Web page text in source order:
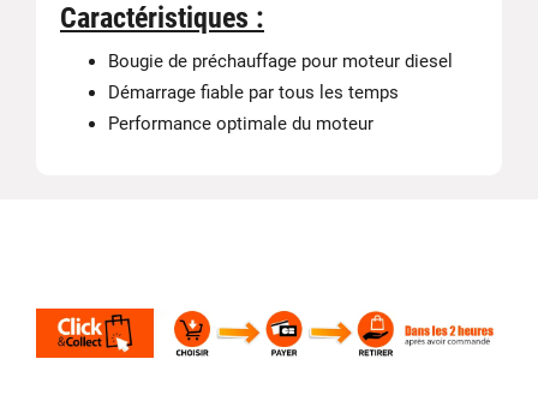
Caractéristiques :
Bougie de préchauffage pour moteur diesel
Démarrage fiable par tous les temps
Performance optimale du moteur